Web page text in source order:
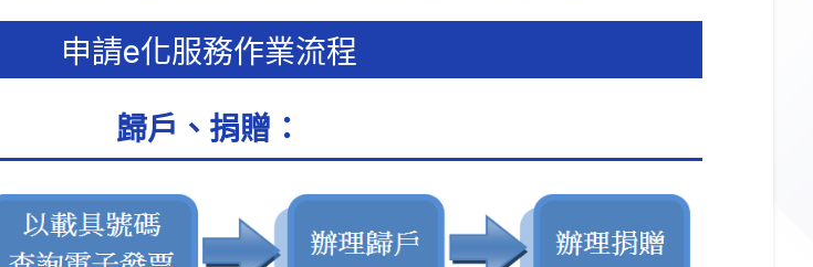
申請e化服務作業流程
歸戶、捐贈：